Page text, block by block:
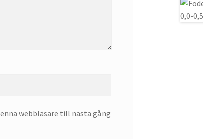
webbläsare till nästa gång